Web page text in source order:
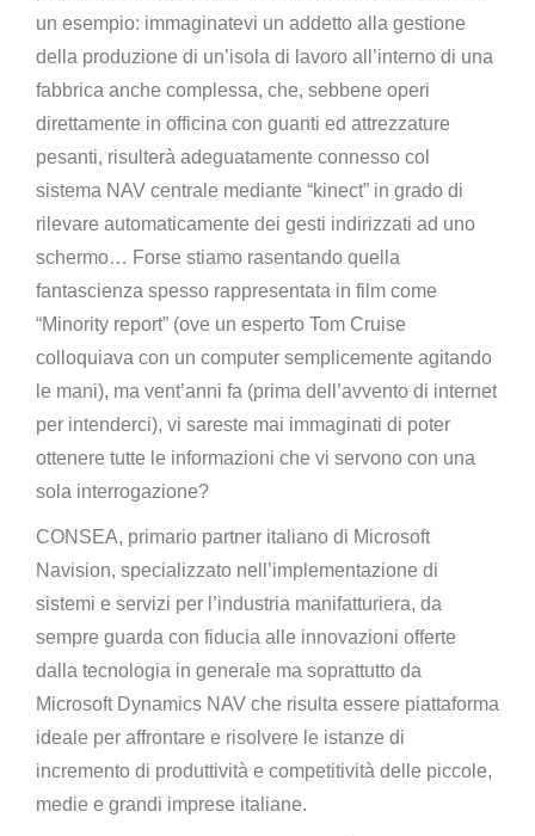
un esempio: immaginatevi un addetto alla gestione
della produzione di un’isola di lavoro all’interno di una
fabbrica anche complessa, che, sebbene operi
direttamente in officina con guanti ed attrezzature
pesanti, risulterà adeguatamente connesso col
sistema NAV centrale mediante “kinect” in grado di
rilevare automaticamente dei gesti indirizzati ad uno
schermo… Forse stiamo rasentando quella
fantascienza spesso rappresentata in film come
“Minority report” (ove un esperto Tom Cruise
colloquiava con un computer semplicemente agitando
le mani), ma vent’anni fa (prima dell’avvento di internet
per intenderci), vi sareste mai immaginati di poter
ottenere tutte le informazioni che vi servono con una
sola interrogazione?
CONSEA, primario partner italiano di Microsoft
Navision, specializzato nell’implementazione di
sistemi e servizi per l’industria manifatturiera, da
sempre guarda con fiducia alle innovazioni offerte
dalla tecnologia in generale ma soprattutto da
Microsoft Dynamics NAV che risulta essere piattaforma
ideale per affrontare e risolvere le istanze di
incremento di produttività e competitività delle piccole,
medie e grandi imprese italiane.